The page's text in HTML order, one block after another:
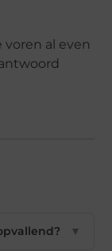
voren al even
▼